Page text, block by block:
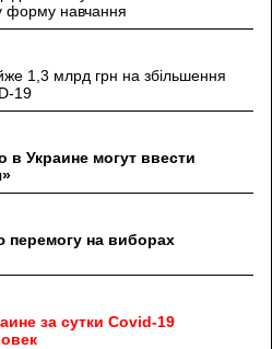
форму навчання
1,3 млрд грн на збільшення
19
в Украине могут ввести
перемогу на виборах
за сутки Covid-19